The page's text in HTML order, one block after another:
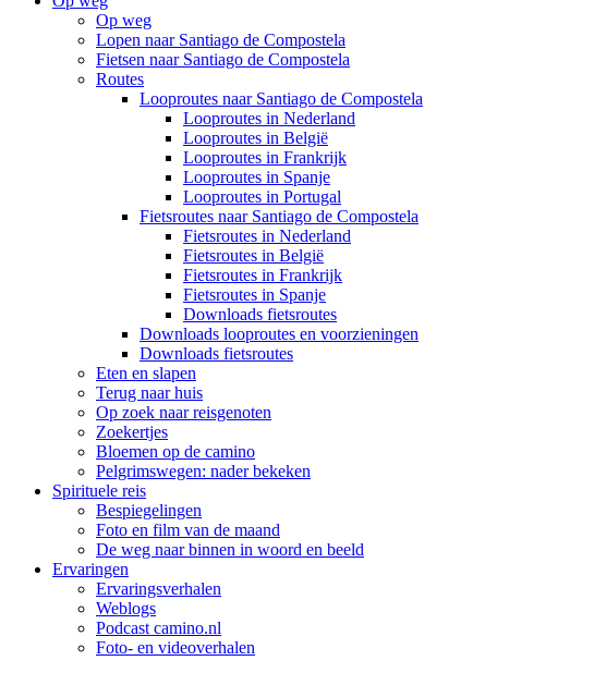
Op weg
Lopen naar Santiago de Compostela
Fietsen naar Santiago de Compostela
Routes
Looproutes naar Santiago de Compostela
Looproutes in Nederland
Looproutes in België
Looproutes in Frankrijk
Looproutes in Spanje
Looproutes in Portugal
Fietsroutes naar Santiago de Compostela
Fietsroutes in Nederland
Fietsroutes in België
Fietsroutes in Frankrijk
Fietsroutes in Spanje
Downloads fietsroutes
Downloads looproutes en voorzieningen
Downloads fietsroutes
Eten en slapen
Terug naar huis
Op zoek naar reisgenoten
Zoekertjes
Bloemen op de camino
Pelgrimswegen: nader bekeken
Spirituele reis
Bespiegelingen
Foto en film van de maand
De weg naar binnen in woord en beeld
Ervaringen
Ervaringsverhalen
Weblogs
Podcast camino.nl
Foto- en videoverhalen